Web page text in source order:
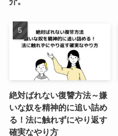
絶対ばれない復讐方法～嫌
いな奴を精神的に追い詰め
る！法に触れずにやり返す
確実なやり方